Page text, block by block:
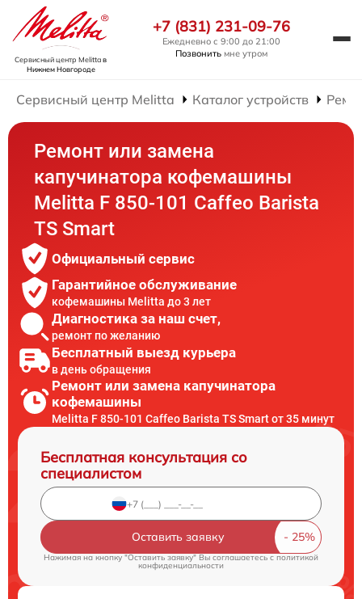
Сервисный центр Melittaв
Нижнем Новгороде
+7 (831) 231-09-76
Ежедневно с 9:00 до 21:00
Позвонить мне утром
Сервисный центр Melitta Каталог устройств
Ремонт или замена
капучинатора кофемашины
Melitta F 850-101 Caffeo Barista
TS Smart
Официальный сервис
Гарантийное обслуживание
кофемашины Melitta до 3 лет
Диагностика за наш счет,
ремонт по желанию
Бесплатный выезд курьера
в день обращения
Ремонт или замена капучинатора
кофемашины
Melitta F 850-101 Caffeo Barista TS Smart от 35 минут
Бесплатная консультация со
специалистом
Оставить заявку
Нажимая на кнопку "Оставить заявку" Вы соглашаетесь cполитикой
конфиденциальности